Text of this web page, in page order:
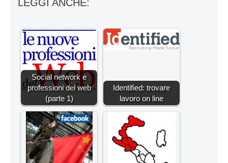
LEGGI ANCHE:
Social network e
professioni del web
(parte 1)
Identified: trovare
lavoro on line